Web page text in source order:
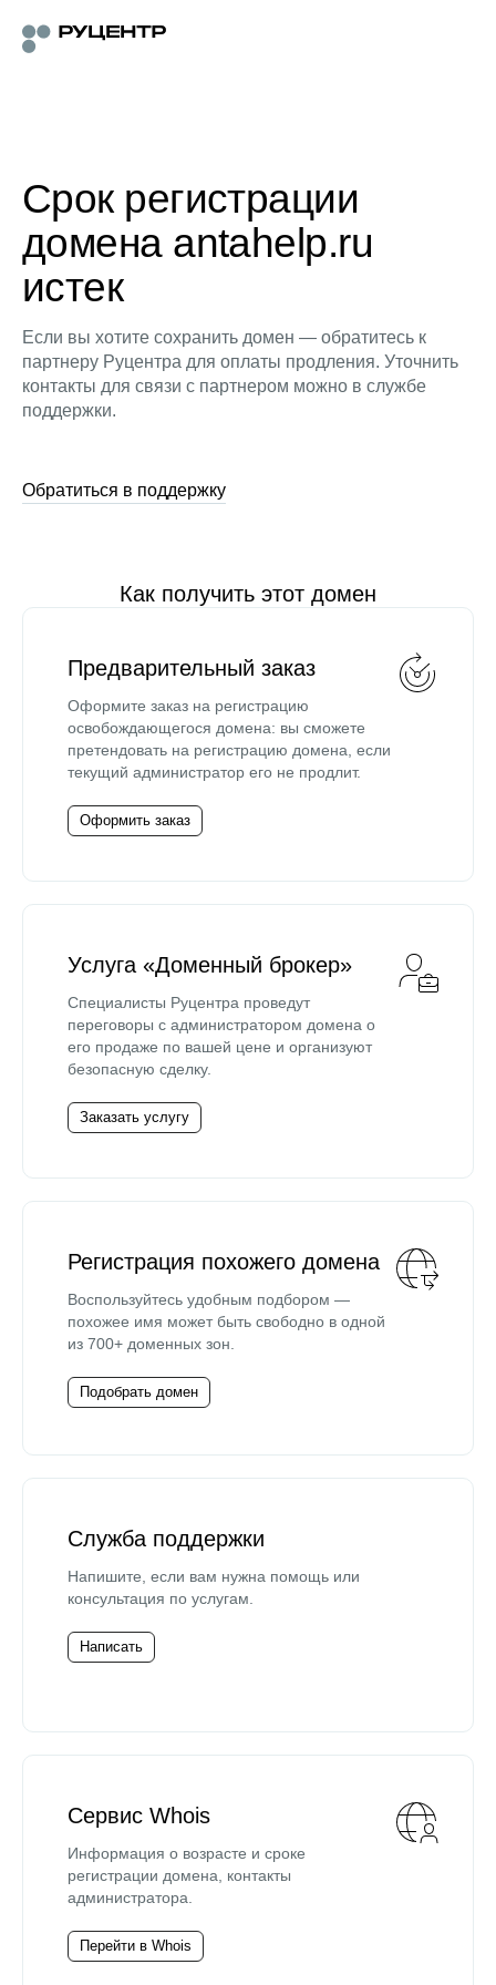
Срок регистрации
домена antahelp.ru
истек
Если вы хотите сохранить домен — обратитесь к
партнеру Руцентра для оплаты продления. Уточнить
контакты для связи с партнером можно в службе
поддержки.
Обратиться в поддержку
Как получить этот домен
Предварительный заказ
Оформите заказ на регистрацию
освобождающегося домена: вы сможете
претендовать на регистрацию домена, если
текущий администратор его не продлит.
Оформить заказ
Услуга «Доменный брокер»
Специалисты Руцентра проведут
переговоры с администратором домена о
его продаже по вашей цене и организуют
безопасную сделку.
Заказать услугу
Регистрация похожего домена
Воспользуйтесь удобным подбором —
похожее имя может быть свободно в одной
из 700+ доменных зон.
Подобрать домен
Служба поддержки
Напишите, если вам нужна помощь или
консультация по услугам.
Написать
Сервис Whois
Информация о возрасте и сроке
регистрации домена, контакты
администратора.
Перейти в Whois